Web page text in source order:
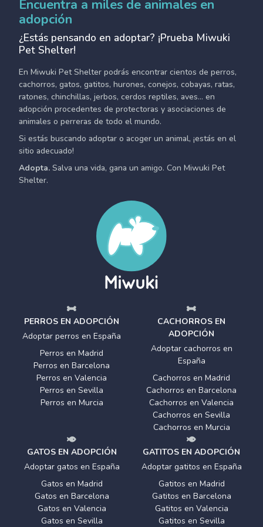
Encuentra a miles de animales en
adopción
¿Estás pensando en adoptar? ¡Prueba Miwuki
Pet Shelter!
En Miwuki Pet Shelter podrás encontrar cientos de perros,
cachorros, gatos, gatitos, hurones, conejos, cobayas, ratas,
ratones, chinchillas, jerbos, cerdos reptiles, aves... en
adopción procedentes de protectoras y asociaciones de
animales o perreras de todo el mundo.
Si estás buscando adoptar o acoger un animal, ¡estás en el
sitio adecuado!
Adopta. Salva una vida, gana un amigo. Con Miwuki Pet
Shelter.
PERROS EN ADOPCIÓN
Adoptar perros en España
Perros en Madrid
Perros en Barcelona
Perros en Valencia
Perros en Sevilla
Perros en Murcia
CACHORROS EN
ADOPCIÓN
Adoptar cachorros en
España
Cachorros en Madrid
Cachorros en Barcelona
Cachorros en Valencia
Cachorros en Sevilla
Cachorros en Murcia
GATOS EN ADOPCIÓN
Adoptar gatos en España
Gatos en Madrid
Gatos en Barcelona
Gatos en Valencia
Gatos en Sevilla
GATITOS EN ADOPCIÓN
Adoptar gatitos en España
Gatitos en Madrid
Gatitos en Barcelona
Gatitos en Valencia
Gatitos en Sevilla